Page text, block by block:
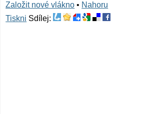
Založit nové vlákno • Nahoru
Tiskni Sdílej: